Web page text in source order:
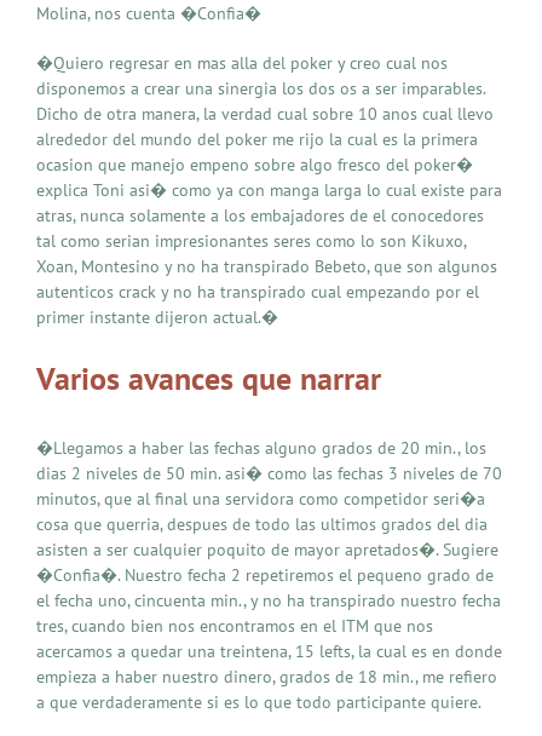
Molina, nos cuenta �Confia�
�Quiero regresar en mas alla del poker y creo cual nos
disponemos a crear una sinergia los dos os a ser imparables.
Dicho de otra manera, la verdad cual sobre 10 anos cual llevo
alrededor del mundo del poker me rijo la cual es la primera
ocasion que manejo empeno sobre algo fresco del poker�
explica Toni asi� como ya con manga larga lo cual existe para
atras, nunca solamente a los embajadores de el conocedores
tal como serian impresionantes seres como lo son Kikuxo,
Xoan, Montesino y no ha transpirado Bebeto, que son algunos
autenticos crack y no ha transpirado cual empezando por el
primer instante dijeron actual.�
Varios avances que narrar
�Llegamos a haber las fechas alguno grados de 20 min., los
dias 2 niveles de 50 min. asi� como las fechas 3 niveles de 70
minutos, que al final una servidora como competidor seri�a
cosa que querria, despues de todo las ultimos grados del dia
asisten a ser cualquier poquito de mayor apretados�. Sugiere
�Confia�. Nuestro fecha 2 repetiremos el pequeno grado de
el fecha uno, cincuenta min., y no ha transpirado nuestro fecha
tres, cuando bien nos encontramos en el ITM que nos
acercamos a quedar una treintena, 15 lefts, la cual es en donde
empieza a haber nuestro dinero, grados de 18 min., me refiero
a que verdaderamente si es lo que todo participante quiere.